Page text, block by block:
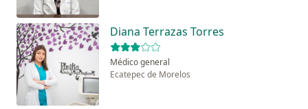
Diana Terrazas Torres
Médico general
Ecatepec de Morelos